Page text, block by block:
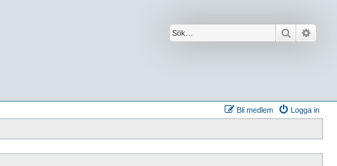
Sök
Logga in
Bli medlem